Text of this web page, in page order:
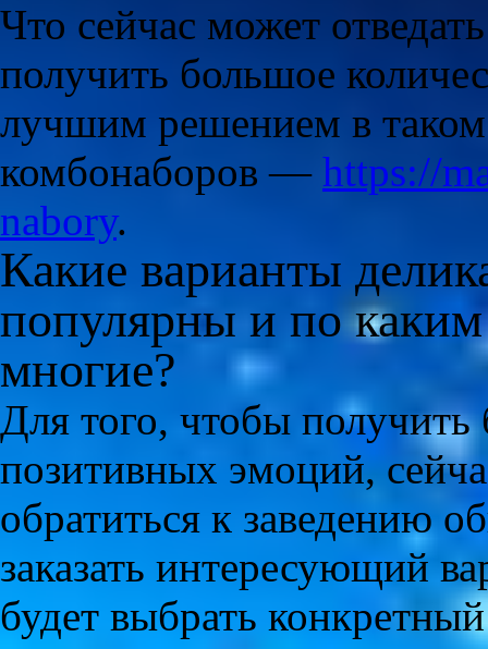
Что сейчас может
получить большое
лучшим решением в таком
комбонаборов — https://
nabory.
Какие варианты
популярны и по
многие?
Для того, чтобы получить
позитивных эмоций,
обратиться к заведению
заказать интересующий
будет выбрать